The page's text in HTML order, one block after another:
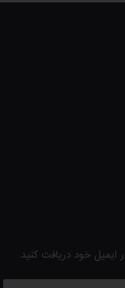
ایمیل خود دریافت کنید